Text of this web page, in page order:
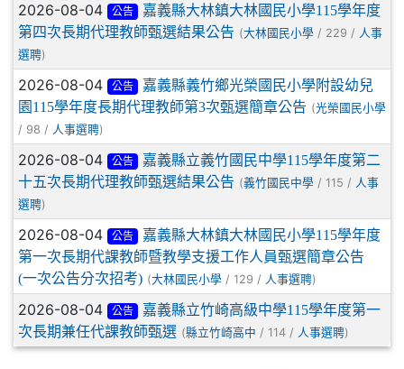
2026-08-04 公告
嘉義縣大林鎮大林國民小學115學年度
第四次長期代理教師甄選結果公告 (大林國民小學 / 229 / 人事
選聘)
2026-08-04 公告
嘉義縣義竹鄉光榮國民小學附設幼兒
園115學年度長期代理教師第3次甄選簡章公告 (光榮國民小學
/ 98 / 人事選聘)
2026-08-04 公告
嘉義縣立義竹國民中學115學年度第二
十五次長期代理教師甄選結果公告 (義竹國民中學 / 115 / 人事
選聘)
2026-08-04 公告
嘉義縣大林鎮大林國民小學115學年度
第一次長期代課教師暨教學支援工作人員甄選簡章公告
(一次公告分次招考) (大林國民小學 / 129 / 人事選聘)
2026-08-04 公告
嘉義縣立竹崎高級中學115學年度第一
次長期兼任代課教師甄選 (縣立竹崎高中 / 114 / 人事選聘)